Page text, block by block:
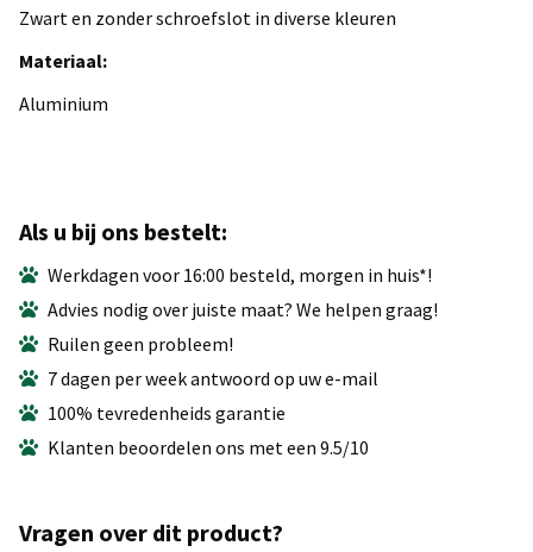
Zwart en zonder schroefslot in diverse kleuren
Materiaal:
Aluminium
Als u bij ons bestelt:
Werkdagen voor 16:00 besteld, morgen in huis*!
Advies nodig over juiste maat? We helpen graag!
Ruilen geen probleem!
7 dagen per week antwoord op uw e-mail
100% tevredenheids garantie
Klanten beoordelen ons met een 9.5/10
Vragen over dit product?